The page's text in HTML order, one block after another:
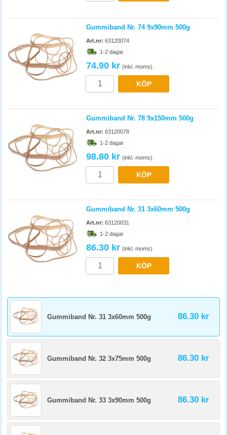
Gummiband Nr. 74 9x90mm 500g
Art.nr: 63120074
1-2 dagar
74.90 kr (inkl. moms)
KÖP
Gummiband Nr. 78 9x150mm 500g
Art.nr: 63120078
1-2 dagar
98.80 kr (inkl. moms)
KÖP
Gummiband Nr. 31 3x60mm 500g
Art.nr: 63120031
1-2 dagar
86.30 kr (inkl. moms)
KÖP
Gummiband Nr. 31 3x60mm 500g 86.30 kr
Gummiband Nr. 32 3x75mm 500g 86.30 kr
Gummiband Nr. 33 3x90mm 500g 86.30 kr